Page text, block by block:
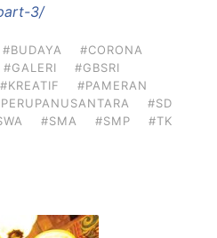
3/
#BUDAYA
#CORONA
#GALERI
#GBSRI
#KREATIF
#PAMERAN
#SD
#SMA #SMP #TK